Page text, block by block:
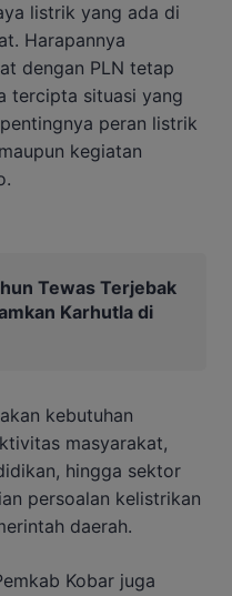
listrik yang ada di
Harapannya
dengan PLN tetap
tercipta situasi yang
peran listrik
kegiatan
Tewas Terjebak
Karhutla di
kebutuhan
masyarakat,
hingga sektor
persoalan kelistrikan
daerah.
Kobar juga